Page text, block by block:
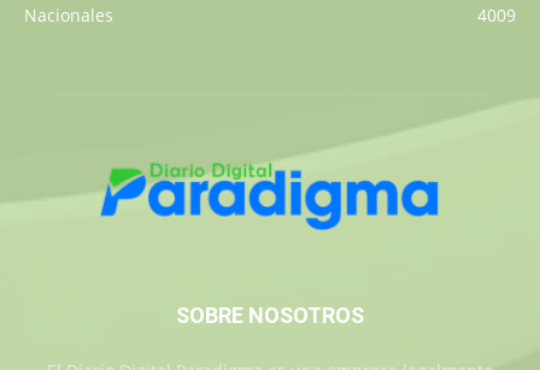
Nacionales
4009
SOBRE NOSOTROS